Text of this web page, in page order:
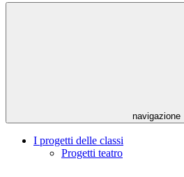
navigazione
I progetti delle classi
Progetti teatro